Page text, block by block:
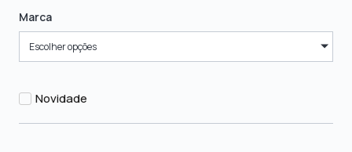
Marca
Escolher opções
Novidade